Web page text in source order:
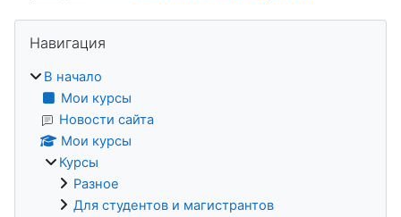
Блоки
Навигация
В начало
Мои курсы
Новости сайта
Мои курсы
Курсы
Разное
Для студентов и магистрантов